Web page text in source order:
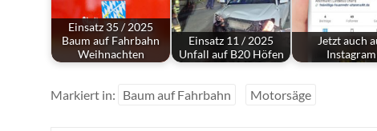
Einsatz 35 / 2025
Baum auf Fahrbahn
Weihnachten
Einsatz 11 / 2025
Unfall auf B20 Höfen
Jetzt auch
Instagram
Markiert in: Baum auf Fahrbahn Motorsäge